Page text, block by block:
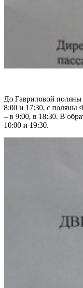
До Гавриловой поляны
8:00 и 17:30, с поляны
– в 9:00, в 18:30. В
10:00 и 19:30.